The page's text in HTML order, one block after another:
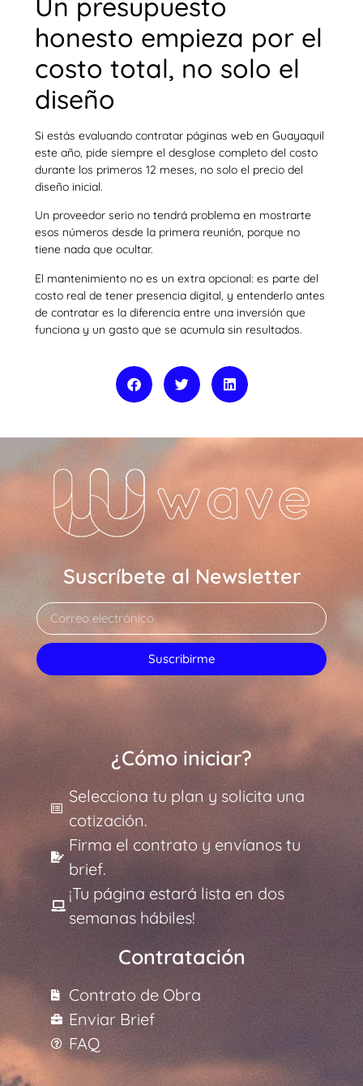
honesto empieza por el
costo total, no solo el
diseño
Si estás evaluando contratar páginas web en Guayaquil
este año, pide siempre el desglose completo del costo
durante los primeros 12 meses, no solo el precio del
diseño inicial.
Un proveedor serio no tendrá problema en mostrarte
esos números desde la primera reunión, porque no
tiene nada que ocultar.
El mantenimiento no es un extra opcional: es parte del
costo real de tener presencia digital, y entenderlo antes
de contratar es la diferencia entre una inversión que
funciona y un gasto que se acumula sin resultados.
Suscríbete al Newsletter
Suscribirme
¿Cómo iniciar?
Selecciona tu plan y solicita una
cotización.
Firma el contrato y envíanos tu
brief.
¡Tu página estará lista en dos
semanas hábiles!
Contratación
Contrato de Obra
Enviar Brief
FAQ